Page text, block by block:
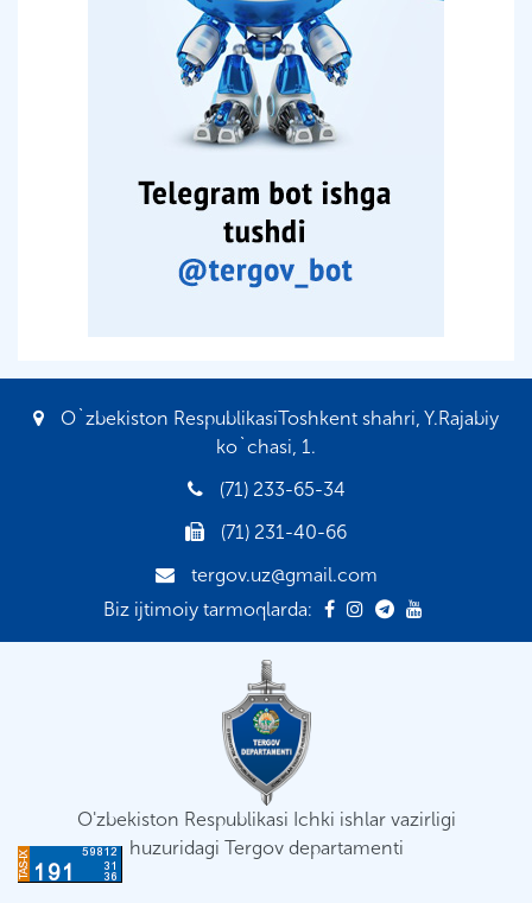
O`zbekiston RespublikasiToshkent shahri, Y.Rajabiy
ko`chasi, 1.
(71) 233-65-34
(71) 231-40-66
tergov.uz@gmail.com
Biz ijtimoiy tarmoqlarda:
O'zbekiston Respublikasi Ichki ishlar vazirligi
huzuridagi Tergov departamenti